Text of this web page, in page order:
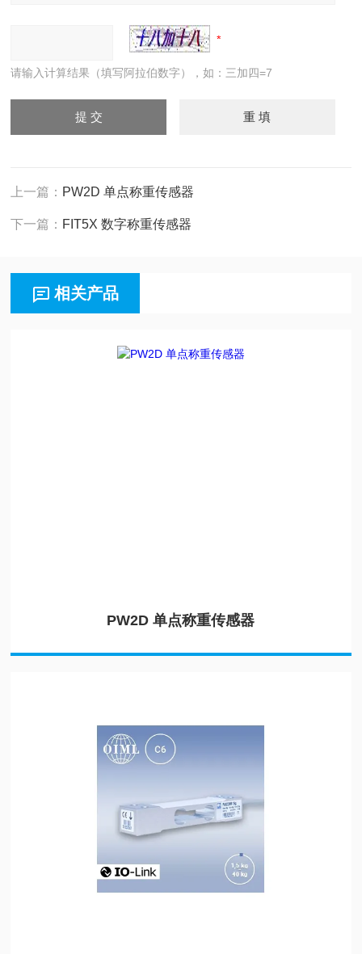
请输入计算结果（填写阿拉伯数字），如：三加四=7
上一篇： PW2D 单点称重传感器
下一篇： FIT5X 数字称重传感器
相关产品
PW2D 单点称重传感器